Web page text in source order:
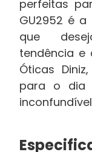
perfeitas
GU2952 é
que
tendência e
Óticas
para o dia